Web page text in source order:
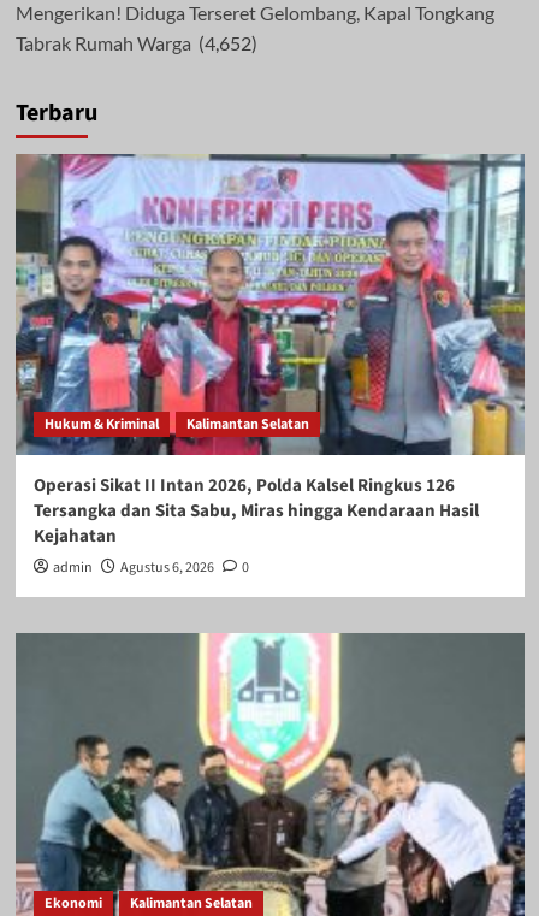
Mengerikan! Diduga Terseret Gelombang, Kapal Tongkang
Tabrak Rumah Warga (4,652)
Terbaru
Hukum & Kriminal Kalimantan Selatan
Operasi Sikat II Intan 2026, Polda Kalsel Ringkus 126
Tersangka dan Sita Sabu, Miras hingga Kendaraan Hasil
Kejahatan
admin Agustus 6, 2026 0
Ekonomi Kalimantan Selatan